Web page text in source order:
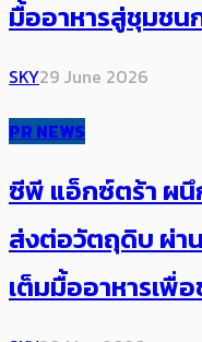
มื้ออาหารสู่ชุมชน
SKY29 June 2026
PR NEWS
ซีพี แอ็กซ์ตร้า ผนึ
ส่งต่อวัตถุดิบ ผ่าน
เต็มมื้ออาหารเพื่